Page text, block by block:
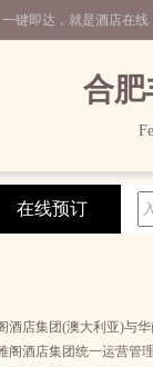
键即达，就是酒店在线
合肥
在线预订
酒店集团(澳大利亚)与
阁酒店集团统一运营管